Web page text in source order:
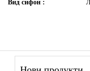
Вид сифон :